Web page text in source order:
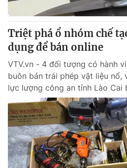
Triệt phá ổ nhóm chế
dụng để bán online
VTV.vn - 4 đối tượng có hành
buôn bán trái phép vật liệu nổ,
lực lượng công an tỉnh Lào Cai